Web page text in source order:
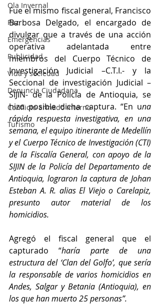
Ola Invernal
Paz
Emergencias
Publicidad
Vida y sociedad
Denuncia Ciudadana
Conflicto armado interno
Turismo
Fue el mismo fiscal general, Francisco
Barbosa Delgado, el encargado de
divulgar que a través de una acción
operativa adelantada entre
miembros del Cuerpo Técnico de
Investigación Judicial –C.T.I.- y la
Seccional de investigación Judicial –
SIJIN- de la Policía de Antioquia, se
hizo posible dicha captura. “En una
rápida respuesta investigativa, en una
semana, el equipo itinerante de Medellín
y el Cuerpo Técnico de Investigación (CTI)
de la Fiscalía General, con apoyo de la
SIJIN de la Policía del Departamento de
Antioquia, lograron la captura de Johan
Esteban A. R. alias El Viejo o Carelapiz,
presunto autor material de los
homicidios.
Agregó el fiscal general que el
capturado “haría parte de una
estructura del ‘Clan del Golfo’, que sería
la responsable de varios homicidios en
Andes, Salgar y Betania (Antioquia), en
los que han muerto 25 personas”.